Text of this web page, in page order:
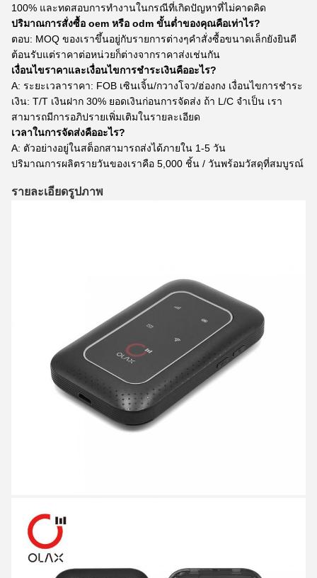
100% และทดสอบการทำงานในกรณีที่เกิดปัญหาที่ไม่คาดคิด
ปริมาณการสั่งซื้อ oem หรือ odm ขั้นต่ำของคุณคือเท่าไร?
ตอบ: MOQ ของเราขึ้นอยู่กับรายการต่างๆคำสั่งซื้อขนาดเล็กยังยินดี
ต้อนรับแต่ราคาต่อหน่วยก็ต่างจากราคาส่งเช่นกัน
เงื่อนไขราคาและเงื่อนไขการชำระเงินคืออะไร?
A: ระยะเวลาราคา: FOB เซินเจิ้น/กวางโจว/ฮ่องกง เงื่อนไขการชำระ
เงิน: T/T เงินฝาก 30% ยอดเงินก่อนการจัดส่ง ถ้า L/C จำเป็น เรา
สามารถมีการอภิปรายเพิ่มเติมในรายละเอียด
เวลาในการจัดส่งคืออะไร?
A: ตัวอย่างอยู่ในสต็อกสามารถส่งได้ภายใน 1-5 วัน
ปริมาณการผลิตรายวันของเราคือ 5,000 ชิ้น / วันพร้อมวัสดุที่สมบูรณ์
รายละเอียดรูปภาพ